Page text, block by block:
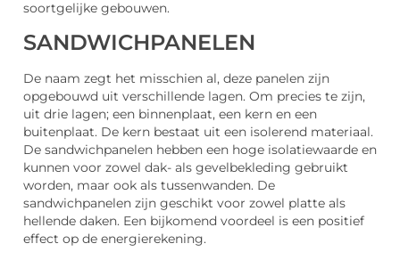
soortgelijke gebouwen.
SANDWICHPANELEN
De naam zegt het misschien al, deze panelen zijn
opgebouwd uit verschillende lagen. Om precies te zijn,
uit drie lagen; een binnenplaat, een kern en een
buitenplaat. De kern bestaat uit een isolerend materiaal.
De sandwichpanelen hebben een hoge isolatiewaarde en
kunnen voor zowel dak- als gevelbekleding gebruikt
worden, maar ook als tussenwanden. De
sandwichpanelen zijn geschikt voor zowel platte als
hellende daken. Een bijkomend voordeel is een positief
effect op de energierekening.